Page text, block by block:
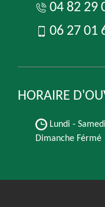
04 82 29
06 27 01
HORAIRE
Lundi - Samedi
Dimanche Férmé